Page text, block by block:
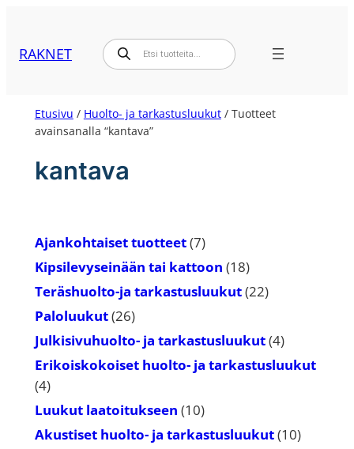
RAKNET Products
search
Etusivu / Huolto- ja tarkastusluukut/ Tuotteet
avainsanalla “kantava”
kantava
Ajankohtaiset tuotteet 77
tuotetta
Kipsilevyseinään tai kattoon 1818
tuotetta
Teräshuolto-ja tarkastusluukut 2222
Paloluukut 2626
tuotetta
Julkisivuhuolto- ja tarkastusluukut 44
tuotetta
Erikoiskokoiset huolto- ja tarkastusluukut
44
tuotetta
Luukut laatoitukseen 1010
tuotetta
Akustiset huolto- ja tarkastusluukut 1010